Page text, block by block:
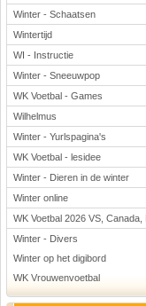
Winter - Schaatsen
Wintertijd
WI - Instructie
Winter - Sneeuwpop
WK Voetbal - Games
Wilhelmus
Winter - Yurlspagina's
WK Voetbal - lesidee
Winter - Dieren in de winter
Winter online
WK Voetbal 2026 VS, Canada,
Winter - Divers
Winter op het digibord
WK Vrouwenvoetbal